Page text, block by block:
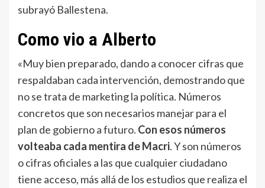
subrayó Ballestena.
Como vio a Alberto
«Muy bien preparado, dando a conocer cifras que
respaldaban cada intervención, demostrando que
no se trata de marketing la política. Números
concretos que son necesarios manejar para el
plan de gobierno a futuro. Con esos números
volteaba cada mentira de Macri. Y son números
o cifras oficiales a las que cualquier ciudadano
tiene acceso, más allá de los estudios que realiza el